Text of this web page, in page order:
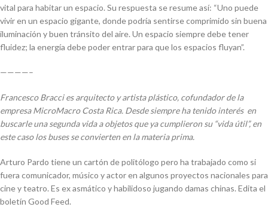
vital para habitar un espacio. Su respuesta se resume así: “Uno puede
vivir en un espacio gigante, donde podría sentirse comprimido sin buena
iluminación y buen tránsito del aire. Un espacio siempre debe tener
fluidez; la energía debe poder entrar para que los espacios fluyan”.
————–
Francesco Bracci es arquitecto y artista plástico, cofundador de la
empresa MicroMacro Costa Rica. Desde siempre ha tenido interés en
buscarle una segunda vida a objetos que ya cumplieron su “vida útil”, en
este caso los buses se convierten en la materia prima.
Arturo Pardo tiene un cartón de politólogo pero ha trabajado como si
fuera comunicador, músico y actor en algunos proyectos nacionales para
cine y teatro. Es ex asmático y habilidoso jugando damas chinas. Edita el
boletín Good Feed.